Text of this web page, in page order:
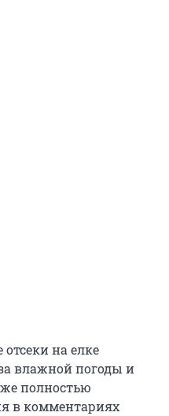
на елке
влажной погоды и
полностью
в комментариях